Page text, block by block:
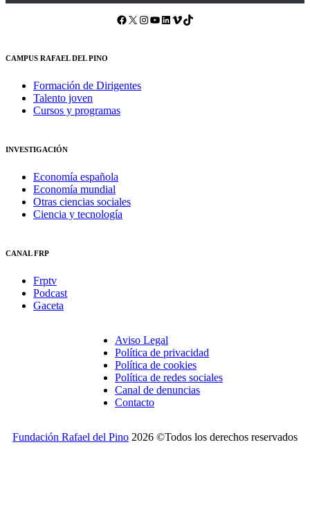
Facebook X Instagram YouTube LinkedIn Vimeo TikTok
CAMPUS RAFAEL DEL PINO
Formación de Dirigentes
Talento joven
Cursos y programas
INVESTIGACIÓN
Economía española
Economía mundial
Otras ciencias sociales
Ciencia y tecnología
CANAL FRP
Frptv
Podcast
Gaceta
Aviso Legal
Política de privacidad
Política de cookies
Política de redes sociales
Canal de denuncias
Contacto
Fundación Rafael del Pino 2026 ©Todos los derechos reservados